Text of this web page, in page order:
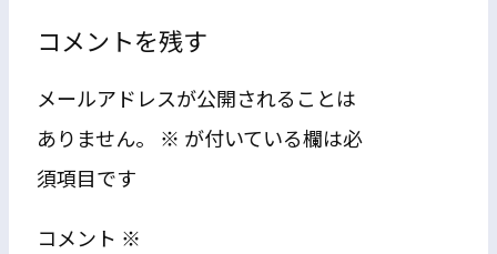
コメントを残す
メールアドレスが公開されることは
ありません。
※ が付いている欄は必
須項目です
コメント ※